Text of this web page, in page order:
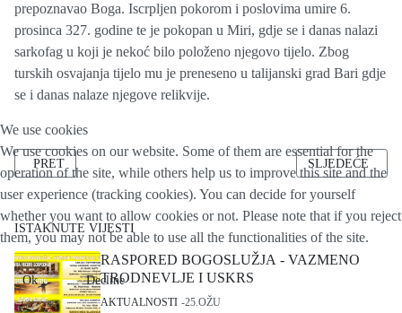
prepoznavao Boga. Iscrpljen pokorom i poslovima umire 6.
prosinca 327. godine te je pokopan u Miri, gdje se i danas nalazi
sarkofag u koji je nekoć bilo položeno njegovo tijelo. Zbog
turskih osvajanja tijelo mu je preneseno u talijanski grad Bari gdje
se i danas nalaze njegove relikvije.
PRETHODNI ČLANAK: ADVENT ILI DOŠAŠĆE
PRET SLJEDEĆI
SLJEDEĆE
ISTAKNUTE VIJESTI
RASPORED BOGOSLUŽJA - VAZMENO
TRODNEVLJE I USKRS
AKTUALNOSTI 25.OŽU
We use cookies
We use cookies on our website. Some of them are essential for the
operation of the site, while others help us to improve this site and the
user experience (tracking cookies). You can decide for yourself
whether you want to allow cookies or not. Please note that if you reject
them, you may not be able to use all the functionalities of the site.
Ok Decline